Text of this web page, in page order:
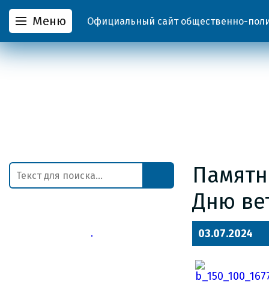
Меню Официальный сайт общественно-
Дню
03.07.2024